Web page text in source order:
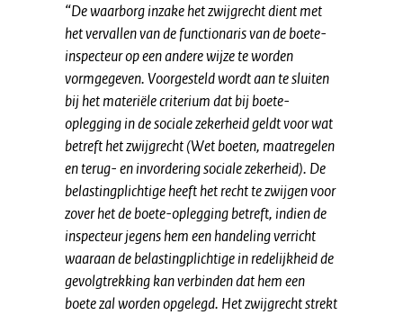
“De waarborg inzake het zwijgrecht dient met
het vervallen van de functionaris van de boete-
inspecteur op een andere wijze te worden
vormgegeven. Voorgesteld wordt aan te sluiten
bij het materiële criterium dat bij boete-
oplegging in de sociale zekerheid geldt voor wat
betreft het zwijgrecht (Wet boeten, maatregelen
en terug- en invordering sociale zekerheid). De
belastingplichtige heeft het recht te zwijgen voor
zover het de boete-oplegging betreft, indien de
inspecteur jegens hem een handeling verricht
waaraan de belastingplichtige in redelijkheid de
gevolgtrekking kan verbinden dat hem een
boete zal worden opgelegd. Het zwijgrecht strekt